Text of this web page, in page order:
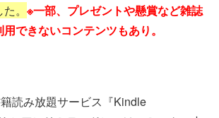
。 ※一部、プレゼントや懸賞など雑誌
できないコンテンツもあり。
読み放題サービス『Kindle